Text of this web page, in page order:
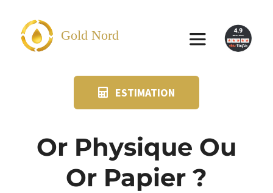
contenu
Gold Nord
Toggle
SUIVI KIT POSTAL
ESTIMATION
Or Physique Ou
Or Papier ?